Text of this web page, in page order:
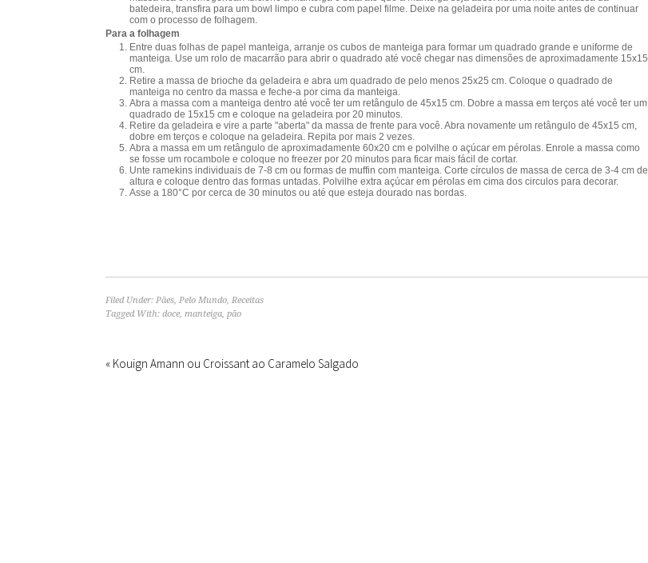
batedeira, transfira para um bowl limpo e cubra com papel filme. Deixe na geladeira por uma noite antes de continuar
com o processo de folhagem.
Para a folhagem
Entre duas folhas de papel manteiga, arranje os cubos de manteiga para formar um quadrado grande e uniforme de
manteiga. Use um rolo de macarrão para abrir o quadrado até você chegar nas dimensões de aproximadamente 15x15
cm.
Retire a massa de brioche da geladeira e abra um quadrado de pelo menos 25x25 cm. Coloque o quadrado de
manteiga no centro da massa e feche-a por cima da manteiga.
Abra a massa com a manteiga dentro até você ter um retângulo de 45x15 cm. Dobre a massa em terços até você ter um
quadrado de 15x15 cm e coloque na geladeira por 20 minutos.
Retire da geladeira e vire a parte "aberta" da massa de frente para você. Abra novamente um retângulo de 45x15 cm,
dobre em terços e coloque na geladeira. Repita por mais 2 vezes.
Abra a massa em um retângulo de aproximadamente 60x20 cm e polvilhe o açúcar em pérolas. Enrole a massa como
se fosse um rocambole e coloque no freezer por 20 minutos para ficar mais fácil de cortar.
Unte ramekins individuais de 7-8 cm ou formas de muffin com manteiga. Corte círculos de massa de cerca de 3-4 cm de
altura e coloque dentro das formas untadas. Polvilhe extra açúcar em pérolas em cima dos circulos para decorar.
Asse a 180°C por cerca de 30 minutos ou até que esteja dourado nas bordas.
Filed Under: Pães, Pelo Mundo, Receitas
Tagged With: doce, manteiga, pão
« Kouign Amann ou Croissant ao Caramelo Salgado